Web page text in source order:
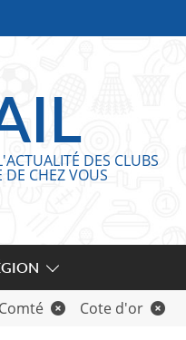
Cote d'or
DES CLUBS
DE CHEZ VOUS